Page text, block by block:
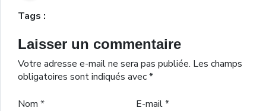
Tags :
Laisser un commentaire
Votre adresse e-mail ne sera pas publiée. Les champs
obligatoires sont indiqués avec*
Nom * E-mail*